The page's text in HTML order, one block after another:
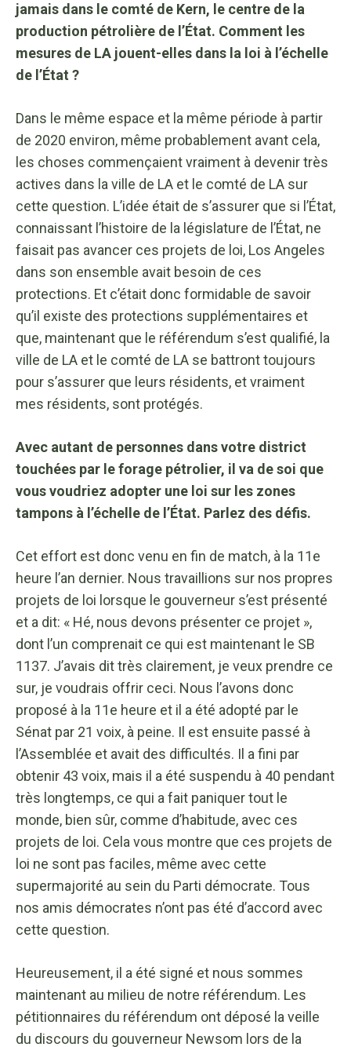
jamais dans le comté de Kern, le centre de la
production pétrolière de l’État. Comment les
mesures de LA jouent-elles dans la loi à l’échelle
de l’État ?
Dans le même espace et la même période à partir
de 2020 environ, même probablement avant cela,
les choses commençaient vraiment à devenir très
actives dans la ville de LA et le comté de LA sur
cette question. L’idée était de s’assurer que si l’État,
connaissant l’histoire de la législature de l’État, ne
faisait pas avancer ces projets de loi, Los Angeles
dans son ensemble avait besoin de ces
protections. Et c’était donc formidable de savoir
qu’il existe des protections supplémentaires et
que, maintenant que le référendum s’est qualifié, la
ville de LA et le comté de LA se battront toujours
pour s’assurer que leurs résidents, et vraiment
mes résidents, sont protégés.
Avec autant de personnes dans votre district
touchées par le forage pétrolier, il va de soi que
vous voudriez adopter une loi sur les zones
tampons à l’échelle de l’État. Parlez des défis.
Cet effort est donc venu en fin de match, à la 11e
heure l’an dernier. Nous travaillions sur nos propres
projets de loi lorsque le gouverneur s’est présenté
et a dit: « Hé, nous devons présenter ce projet »,
dont l’un comprenait ce qui est maintenant le SB
1137. J’avais dit très clairement, je veux prendre ce
sur, je voudrais offrir ceci. Nous l’avons donc
proposé à la 11e heure et il a été adopté par le
Sénat par 21 voix, à peine. Il est ensuite passé à
l’Assemblée et avait des difficultés. Il a fini par
obtenir 43 voix, mais il a été suspendu à 40 pendant
très longtemps, ce qui a fait paniquer tout le
monde, bien sûr, comme d’habitude, avec ces
projets de loi. Cela vous montre que ces projets de
loi ne sont pas faciles, même avec cette
supermajorité au sein du Parti démocrate. Tous
nos amis démocrates n’ont pas été d’accord avec
cette question.
Heureusement, il a été signé et nous sommes
maintenant au milieu de notre référendum. Les
pétitionnaires du référendum ont déposé la veille
du discours du gouverneur Newsom lors de la